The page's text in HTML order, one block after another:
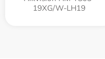
19XG/W-LH19